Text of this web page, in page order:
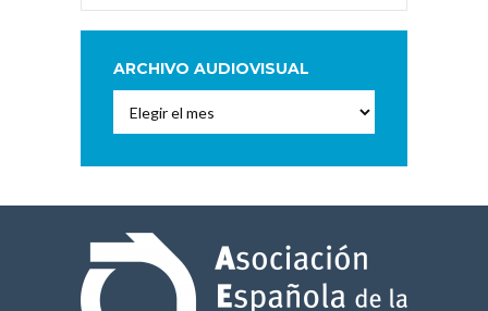
ARCHIVO AUDIOVISUAL
Audiovisual